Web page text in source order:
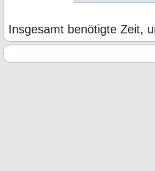
Insgesamt benötigte Zeit,